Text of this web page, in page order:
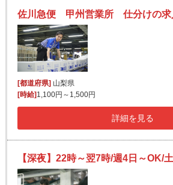
[都道府県] 山梨県
[時給] 1,100円～1,500円
詳細を見る